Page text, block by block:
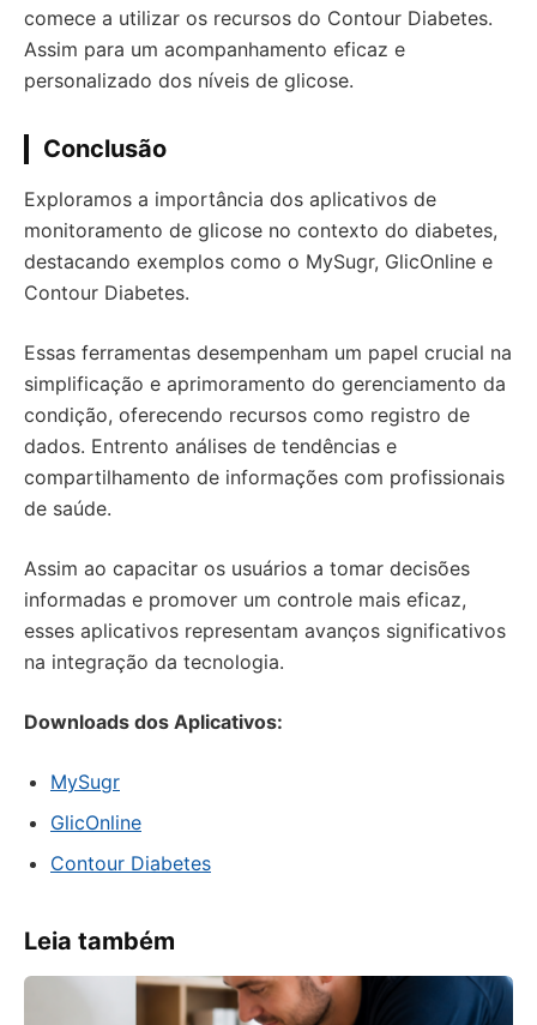
comece a utilizar os recursos do Contour Diabetes.
Assim para um acompanhamento eficaz e
personalizado dos níveis de glicose.
Conclusão
Exploramos a importância dos aplicativos de
monitoramento de glicose no contexto do diabetes,
destacando exemplos como o MySugr, GlicOnline e
Contour Diabetes.
Essas ferramentas desempenham um papel crucial na
simplificação e aprimoramento do gerenciamento da
condição, oferecendo recursos como registro de
dados. Entrento análises de tendências e
compartilhamento de informações com profissionais
de saúde.
Assim ao capacitar os usuários a tomar decisões
informadas e promover um controle mais eficaz,
esses aplicativos representam avanços significativos
na integração da tecnologia.
Downloads dos Aplicativos:
MySugr
GlicOnline
Contour Diabetes
Leia também